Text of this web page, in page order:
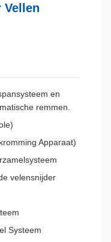
Vellen
en
remmen.
Apparaat)
velensnijder
Systeem